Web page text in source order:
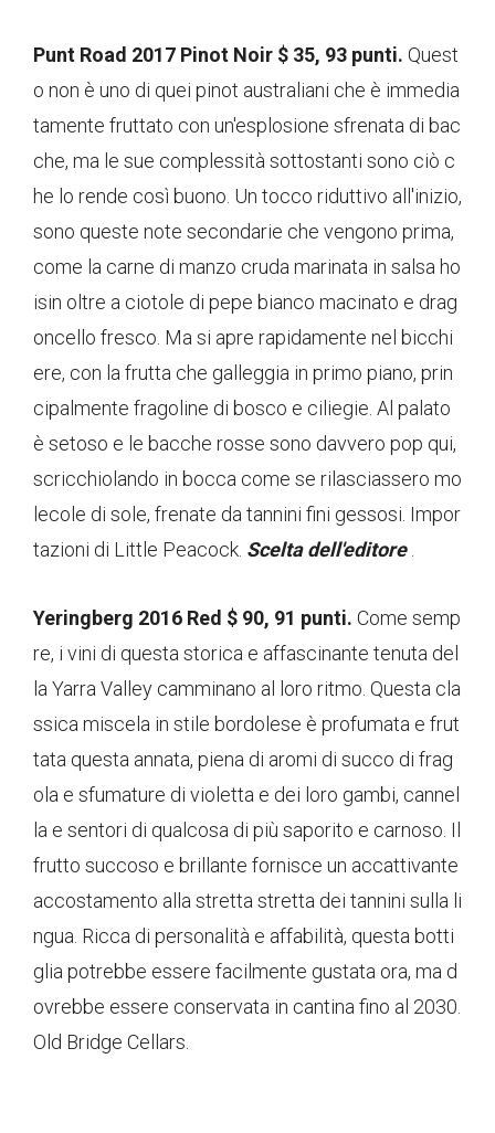
Punt Road 2017 Pinot Noir $ 35, 93 punti. Quest
o non è uno di quei pinot australiani che è immedia
tamente fruttato con un'esplosione sfrenata di bac
che, ma le sue complessità sottostanti sono ciò c
he lo rende così buono. Un tocco riduttivo all'inizio,
sono queste note secondarie che vengono prima,
come la carne di manzo cruda marinata in salsa ho
isin oltre a ciotole di pepe bianco macinato e drag
oncello fresco. Ma si apre rapidamente nel bicchi
ere, con la frutta che galleggia in primo piano, prin
cipalmente fragoline di bosco e ciliegie. Al palato
è setoso e le bacche rosse sono davvero pop qui,
scricchiolando in bocca come se rilasciassero mo
lecole di sole, frenate da tannini fini gessosi. Impor
tazioni di Little Peacock. Scelta dell'editore .
Yeringberg 2016 Red $ 90, 91 punti. Come semp
re, i vini di questa storica e affascinante tenuta del
la Yarra Valley camminano al loro ritmo. Questa cla
ssica miscela in stile bordolese è profumata e frut
tata questa annata, piena di aromi di succo di frag
ola e sfumature di violetta e dei loro gambi, cannel
la e sentori di qualcosa di più saporito e carnoso. Il
frutto succoso e brillante fornisce un accattivante
accostamento alla stretta stretta dei tannini sulla li
ngua. Ricca di personalità e affabilità, questa botti
glia potrebbe essere facilmente gustata ora, ma d
ovrebbe essere conservata in cantina fino al 2030.
Old Bridge Cellars.